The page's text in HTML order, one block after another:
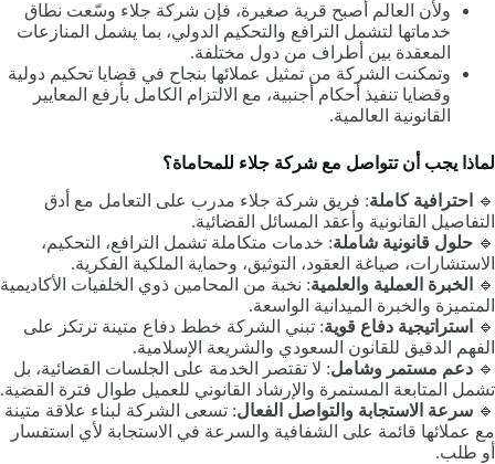
ولأن العالم أصبح قرية صغيرة، فإن شركة جلاء وسّعت نطاق
خدماتها لتشمل الترافع والتحكيم الدولي، بما يشمل المنازعات
المعقدة بين أطراف من دول مختلفة.
وتمكنت الشركة من تمثيل عملائها بنجاح في قضايا تحكيم دولية
وقضايا تنفيذ أحكام أجنبية، مع الالتزام الكامل بأرفع المعايير
القانونية العالمية.
لماذا يجب أن تتواصل مع شركة جلاء للمحاماة؟
🔹
احترافية كاملة: فريق شركة جلاء مدرب على التعامل مع أدق
التفاصيل القانونية وأعقد المسائل القضائية.
🔹 حلول قانونية شاملة: خدمات متكاملة تشمل الترافع، التحكيم،
الاستشارات، صياغة العقود، التوثيق، وحماية الملكية الفكرية.
🔹
الخبرة العملية والعلمية: نخبة من المحامين ذوي الخلفيات الأكاديمية
المتميزة والخبرة الميدانية الواسعة.
🔹
استراتيجية دفاع قوية: تبني الشركة خطط دفاع متينة ترتكز على
الفهم الدقيق للقانون السعودي والشريعة الإسلامية.
🔹 دعم مستمر وشامل: لا تقتصر الخدمة على الجلسات القضائية، بل
تشمل المتابعة المستمرة والإرشاد القانوني للعميل طوال فترة القضية.
🔹 سرعة الاستجابة والتواصل الفعال: تسعى الشركة لبناء علاقة متينة
مع عملائها قائمة على الشفافية والسرعة في الاستجابة لأي استفسار
أو طلب.